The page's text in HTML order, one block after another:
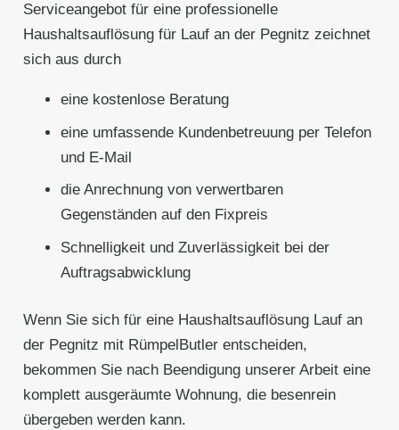
Serviceangebot für eine professionelle
Haushaltsauflösung für Lauf an der Pegnitz zeichnet
sich aus durch
eine kostenlose Beratung
eine umfassende Kundenbetreuung per Telefon
und E-Mail
die Anrechnung von verwertbaren
Gegenständen auf den Fixpreis
Schnelligkeit und Zuverlässigkeit bei der
Auftragsabwicklung
Wenn Sie sich für eine Haushaltsauflösung Lauf an
der Pegnitz mit RümpelButler entscheiden,
bekommen Sie nach Beendigung unserer Arbeit eine
komplett ausgeräumte Wohnung, die besenrein
übergeben werden kann.